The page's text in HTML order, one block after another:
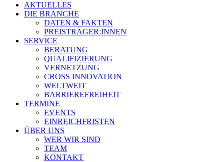
AKTUELLES
DIE BRANCHE
DATEN & FAKTEN
PREISTRÄGER:INNEN
SERVICE
BERATUNG
QUALIFIZIERUNG
VERNETZUNG
CROSS INNOVATION
WELTWEIT
BARRIEREFREIHEIT
TERMINE
EVENTS
EINREICHFRISTEN
ÜBER UNS
WER WIR SIND
TEAM
KONTAKT